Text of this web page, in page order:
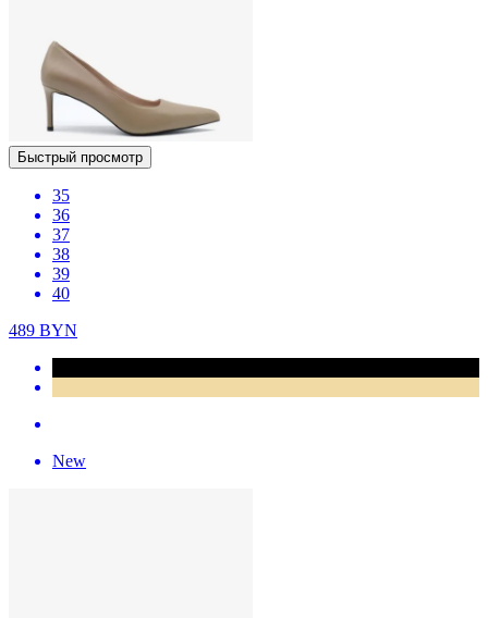
Быстрый просмотр
35
36
37
38
39
40
489 BYN
New